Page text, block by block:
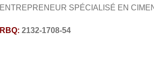
ENTREPRENEUR SPÉCIALISÉ EN
RBQ: 2132-1708-54